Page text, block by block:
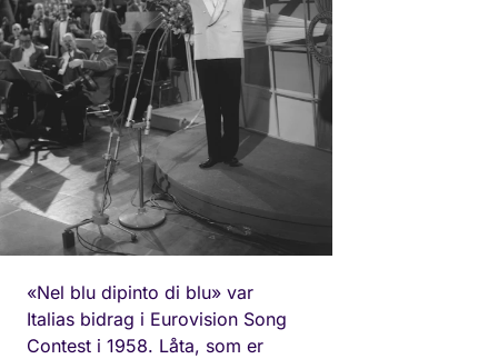
«Nel blu dipinto di blu» var
Italias bidrag i Eurovision Song
Contest i 1958. Låta, som er